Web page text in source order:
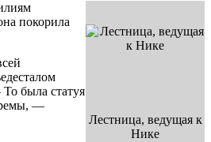
Лестница, ведущая к
Нике
покорила
была статуя
—